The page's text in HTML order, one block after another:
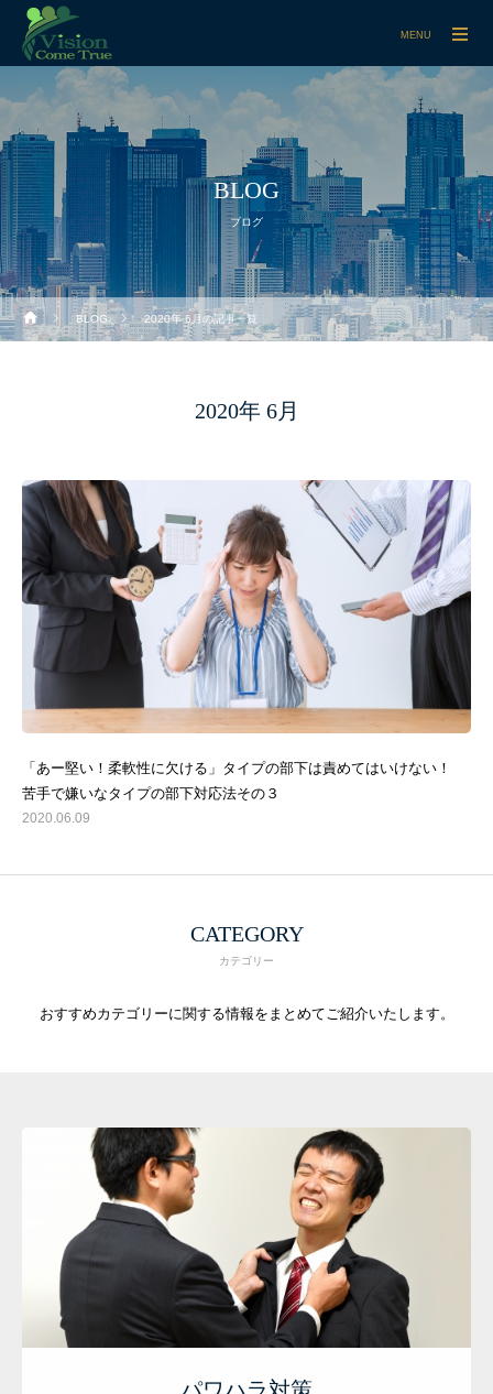
BLOG
ブログ
BLOG 2020年 6月の記事一覧
2020年 6月
「あー堅い！柔軟性に欠ける」タイプの部下は責めてはいけない！
苦手で嫌いなタイプの部下対応法その３
2020.06.09
CATEGORY
カテゴリー
おすすめカテゴリーに関する情報をまとめてご紹介いたします。
パワハラ対策
MENU